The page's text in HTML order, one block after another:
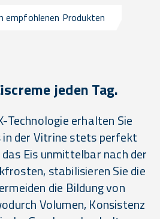
empfohlenen Produkten
jeden Tag.
Technologie erhalten Sie
in der Vitrine stets perfekt
Eis unmittelbar nach der
stabilisieren Sie die
die Bildung von
Volumen, Konsistenz